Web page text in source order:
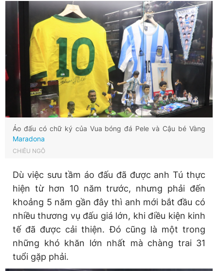
Áo đấu có chữ ký của Vua bóng đá Pele và Cậu bé Vàng
Maradona
CHIÊU NGÔ
Dù việc sưu tầm áo đấu đã được anh Tú thực
hiện từ hơn 10 năm trước, nhưng phải đến
khoảng 5 năm gần đây thì anh mới bắt đầu có
nhiều thương vụ đấu giá lớn, khi điều kiện kinh
tế đã được cải thiện. Đó cũng là một trong
những khó khăn lớn nhất mà chàng trai 31
tuổi gặp phải.